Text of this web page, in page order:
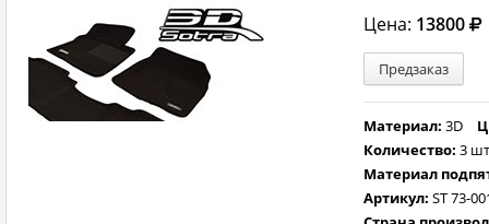
Цена: 13800
Предзаказ
Материал:3D
Количество:3
Материал
Артикул:ST 73-